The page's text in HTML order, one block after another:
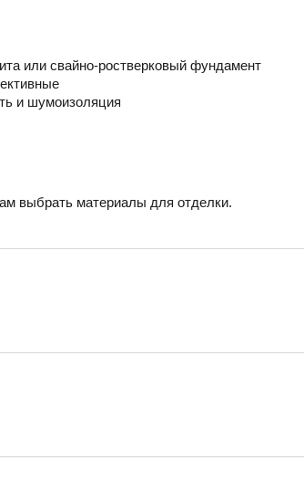
или свайно-ростверковый фундамент
и шумоизоляция
выбрать материалы для отделки.